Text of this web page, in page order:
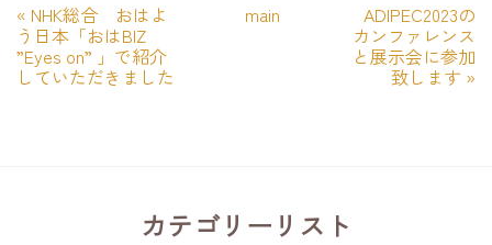
« NHK総合 おはよ
う日本「おはBIZ
”Eyes on” 」で紹介
していただきました
main ADIPEC2023の
カンファレンス
と展示会に参加
致します »
カテゴリーリスト